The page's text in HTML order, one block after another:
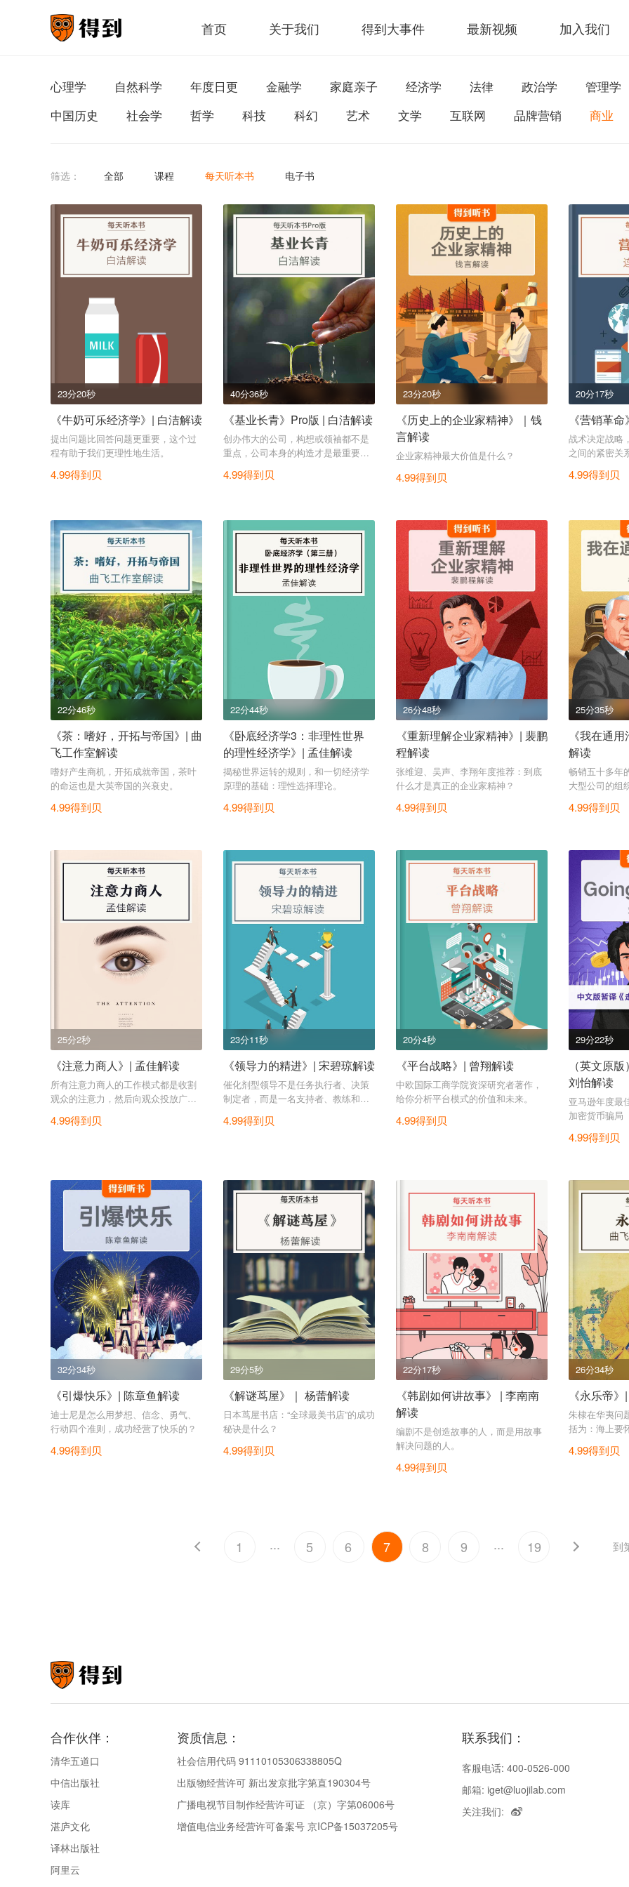
首页 关于我们 得到大事件 最新视频 加入我们
心理学 自然科学 年度日更 金融学 家庭亲子 经济学 法律 政治学
管理学
中国历史
社会学 哲学 科技 科幻 艺术 文学 互联网 品牌营销 商业
筛选： 全部 课程 每天听本书 电子书
23分20秒
《牛奶可乐经济学》| 白洁解读
提出问题比回答问题更重要，这个过
程有助于我们更理性地生活。
4.99得到贝
40分36秒
《基业长青》Pro版 | 白洁解读
创办伟大的公司，构想或领袖都不是
重点，公司本身的构造才是最重要的
4.99得到贝
23分20秒
《历史上的企业家精神》｜钱
言解读
企业家精神最大价值是什么？
4.99得到贝
20分17秒
《营销革
战术决定战略
之间的紧密关
4.99得到贝
22分46秒
《茶：嗜好，开拓与帝国》| 曲
飞工作室解读
嗜好产生商机，开拓成就帝国，茶叶
的命运也是大英帝国的兴衰史。
4.99得到贝
22分44秒
《卧底经济学3：非理性世界
的理性经济学》| 孟佳解读
揭秘世界运转的规则，和一切经济学
原理的基础：理性选择理论。
4.99得到贝
26分48秒
《重新理解企业家精神》| 裴鹏
程解读
张维迎、吴声、李翔年度推荐：到底
什么才是真正的企业家精神？
4.99得到贝
25分35秒
《我在通
解读
畅销五十多年
大型公司的组
4.99得到贝
25分2秒
《注意力商人》| 孟佳解读
所有注意力商人的工作模式都是收割
观众的注意力，然后向观众投放广
4.99得到贝
23分11秒
《领导力的精进》| 宋碧琼解读
催化剂型领导不是任务执行者、决策
制定者，而是一名支持者、教练和顾
4.99得到贝
20分4秒
《平台战略》| 曾翔解读
中欧国际工商学院资深研究者著作，
给你分析平台模式的价值和未来。
4.99得到贝
29分22秒
（英文原
刘怡解读
亚马逊年度最
加密货币骗局
4.99得到贝
32分34秒
《引爆快乐》| 陈章鱼解读
迪士尼是怎么用梦想、信念、勇气、
行动四个准则，成功经营了快乐的？
4.99得到贝
29分5秒
《解谜茑屋》｜ 杨蕾解读
日本茑屋书店：“全球最美书店”的成功
秘诀是什么？
4.99得到贝
22分17秒
《韩剧如何讲故事》 | 李南南
解读
编剧不是创造故事的人，而是用故事
解决问题的人。
4.99得到贝
26分34秒
《永乐帝
朱棣在华夷问
括为：海上要
4.99得到贝
1 ... 5 6 7 8 9 ... 19 到
合作伙伴：
清华五道口
中信出版社
读库
湛庐文化
译林出版社
阿里云
资质信息：
社会信用代码 91110105306338805Q
出版物经营许可 新出发京批字第直190304号
广播电视节目制作经营许可证 （京）字第06006号
增值电信业务经营许可备案号 京ICP备15037205号
联系我们：
客服电话: 400-0526-000
邮箱: iget@luojilab.com
关注我们: